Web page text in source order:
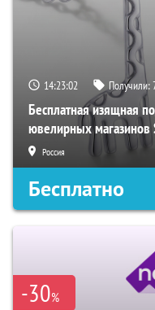
14:23:01 Получили:
Бесплатная изящная
ювелирных магазинов
Россия
Бесплатно
-30%